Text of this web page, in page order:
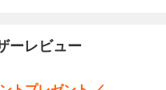
ーレビュー